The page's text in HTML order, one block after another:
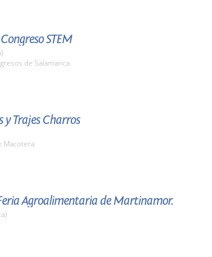
STEM
de Salamanca
y Trajes Charros
Macotera
Agroalimentaria de Martinamor.